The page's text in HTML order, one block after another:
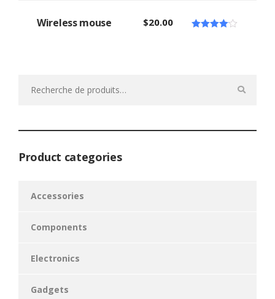
Wireless mouse $20.00
pour :
Product categories
Accessories
Components
Electronics
Gadgets